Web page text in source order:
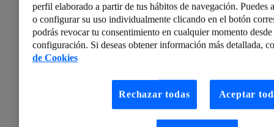
perfil elaborado a partir de tus hábitos de navegación. Puedes
o configurar su uso individualmente clicando en el botón
podrás revocar tu consentimiento en cualquier momento
configuración. Si deseas obtener información más detallada,
de Cookies
Rechazar todas Aceptar